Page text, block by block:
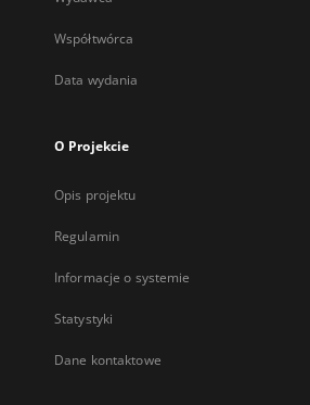
Współtwórca
Data wydania
O Projekcie
Opis projektu
Regulamin
Informacje o systemie
Statystyki
Dane kontaktowe